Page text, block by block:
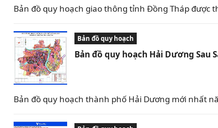
Bản đồ quy hoạch giao thông tỉnh Đồng Tháp
Bản đồ quy hoạch
Bản đồ quy hoạch Hải Dương Sau
Bản đồ quy hoạch thành phố Hải Dương mới nhất